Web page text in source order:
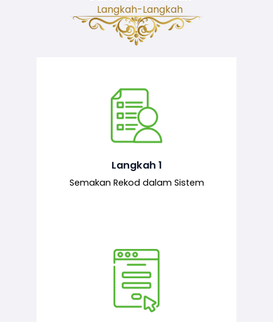
Langkah-Langkah
Langkah 1
Semakan Rekod dalam Sistem
Semakan ke atas sejarah permohonan
yang pernah dibuat oleh pemohon,
Pemohon mengisi borang
permohonan bagi pendaftaran